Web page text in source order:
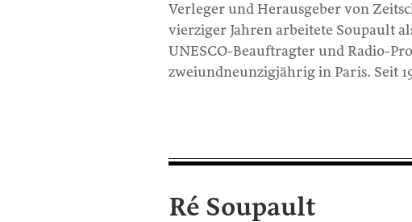
Verleger und Herausgeber von
vierziger Jahren arbeitete Soupault
UNESCO-Beauftragter und Radio-
zweiundneunzigjährig in Paris. Seit
Ré Soupault